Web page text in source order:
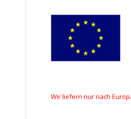
Wirliefern nur nach